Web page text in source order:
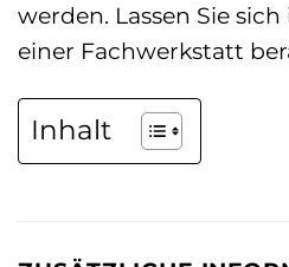
werden. Lassen Sie
einer Fachwerkstatt
Inhalt